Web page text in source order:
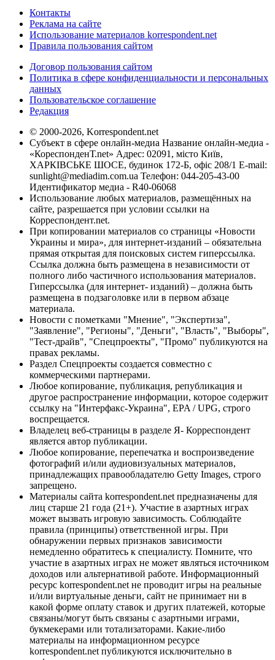
Контакты
Реклама на сайте
Использование материалов korrespondent.net
Правила пользования сайтом
Договор пользования сайтом
Политика в сфере конфиденциальности и персональных
данных
Пользовательское соглашение
Редакция
© 2000-2026, Korrespondent.net
Субъект в сфере онлайн-медиа Название онлайн-медиа -
«КореспонденТ.net» Адрес: 02091, місто Київ,
ХАРКІВСЬКЕ ШОСЕ, будинок 172-Б, офіс 208/1 E-mail:
sunlight@mediadim.com.ua Телефон: 044-205-43-00
Идентификатор медиа - R40-06068
Использование любых материалов, размещённых на
сайте, разрешается при условии ссылки на
Корреспондент.net.
При копировании материалов со страницы «Новости
Украины и мира», для интернет-изданий – обязательна
прямая открытая для поисковых систем гиперссылка.
Ссылка должна быть размещена в независимости от
полного либо частичного использования материалов.
Гиперссылка (для интернет- изданий) – должна быть
размещена в подзаголовке или в первом абзаце
материала.
Новости с пометками "Мнение", "Экспертиза",
"Заявление", "Регионы", "Деньги", "Власть", "Выборы",
"Тест-драйв", "Спецпроекты", "Промо" публикуются на
правах рекламы.
Раздел Спецпроекты создается совместно с
коммерческими партнерами.
Любое копирование, публикация, републикация и
другое распространение информации, которое содержит
ссылку на "Интерфакс-Украина", EPA / UPG, строго
воспрещается.
Владелец веб-страницы в разделе Я- Корреспондент
является автор публикации.
Любое копирование, перепечатка и воспроизведение
фотографий и/или аудиовизуальных материалов,
принадлежащих правообладателю Getty Images, строго
запрещено.
Материалы сайта korrespondent.net предназначены для
лиц старше 21 года (21+). Участие в азартных играх
может вызвать игровую зависимость. Соблюдайте
правила (принципы) ответственной игры. При
обнаружении первых признаков зависимости
немедленно обратитесь к специалисту. Помните, что
участие в азартных играх не может являться источником
доходов или альтернативой работе. Информационный
ресурс korrespondent.net не проводит игры на реальные
и/или виртуальные деньги, сайт не принимает ни в
какой форме оплату ставок и других платежей, которые
связаны/могут быть связаны с азартными играми,
букмекерами или тотализаторами. Какие-либо
материалы на информационном ресурсе
korrespondent.net публикуются исключительно в